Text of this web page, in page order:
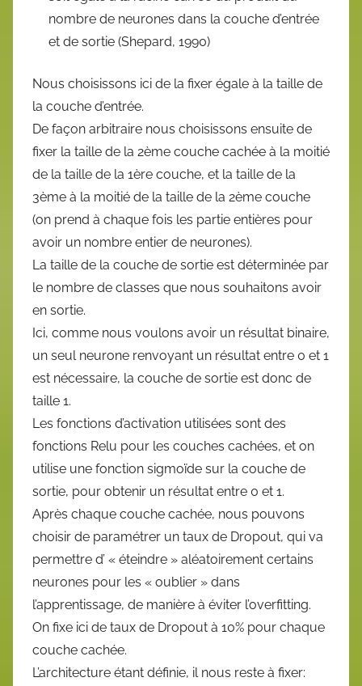
nombre de neurones dans la couche d’entrée
et de sortie (Shepard, 1990)
Nous choisissons ici de la fixer égale à la taille de
la couche d’entrée.
De façon arbitraire nous choisissons ensuite de
fixer la taille de la 2ème couche cachée à la moitié
de la taille de la 1ère couche, et la taille de la
3ème à la moitié de la taille de la 2ème couche
(on prend à chaque fois les partie entières pour
avoir un nombre entier de neurones).
La taille de la couche de sortie est déterminée par
le nombre de classes que nous souhaitons avoir
en sortie.
Ici, comme nous voulons avoir un résultat binaire,
un seul neurone renvoyant un résultat entre 0 et 1
est nécessaire, la couche de sortie est donc de
taille 1.
Les fonctions d’activation utilisées sont des
fonctions Relu pour les couches cachées, et on
utilise une fonction sigmoïde sur la couche de
sortie, pour obtenir un résultat entre 0 et 1.
Après chaque couche cachée, nous pouvons
choisir de paramétrer un taux de Dropout, qui va
permettre d’ « éteindre » aléatoirement certains
neurones pour les « oublier » dans
l’apprentissage, de manière à éviter l’overfitting.
On fixe ici de taux de Dropout à 10% pour chaque
couche cachée.
L’architecture étant définie, il nous reste à fixer: